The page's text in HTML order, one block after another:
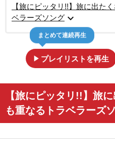
【旅にピッタリ!!】旅に出た
ベラーズソング expand_more
play_arrow プレイリストを再生
まとめて連続再生
【旅にピッタリ!!】旅
も重なるトラベラーズ